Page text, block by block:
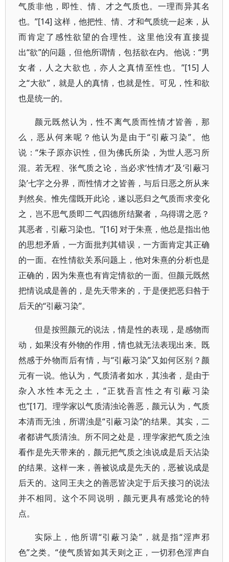
气质非他，即性、情、才之气质也。一理而异其名
也。”[14] 这样，他把性、情、才和气质统一起来，从
而肯定了感性欲望的合理性。这里他没有直接提
出“欲”的问题，但他所谓情，包括欲在内。他说：“男
女者，人之大欲也，亦人之真情至性也。”[15] 人
之“大欲”，就是人的真情，也就是性。可见，性和欲
也是统一的。
颜元既然认为，性不离气质而性情才皆善，那
么，恶从何来呢？他认为是由于“引蔽习染”。他
说：“朱子原亦识性，但为佛氏所染，为世人恶习所
混。若无程、张气质之论，当必求‘性情才’及‘引蔽习
染’七字之分界，而性情才之皆善，与后日恶之所从来
判然矣。惟先儒既开此论，遂以恶归之气质而求变化
之，岂不思气质即二气四德所结聚者，乌得谓之恶？
其恶者，引蔽习染也。”[16] 对于朱熹，他总是指出他
的思想矛盾，一方面批判其错误，一方面肯定其正确
的一面。在性情欲关系问题上，他对朱熹的分析也是
正确的，因为朱熹也有肯定情欲的一面。但颜元既然
把情说成是善的，是先天带来的，于是便把恶归咎于
后天的“引蔽习染”。
但是按照颜元的说法，情是性的表现，是感物而
动，如果没有外物的作用，情也就无法表现出来。既
然感于外物而后有情，与“引蔽习染”又如何区别？颜
元有一说。他认为，气质清者如水，其浊者，是由于
杂入水性本无之土，“正犹吾言性之有引蔽习染
也”[17]。理学家以气质清浊论善恶，颜元认为，气质
本清而无浊，所谓浊是“引蔽习染”的结果。其实，二
者都讲气质清浊。所不同之处是，理学家把气质之浊
看作是先天带来的，颜元把气质之浊说成是后天沾染
的结果。这样一来，善被说成是先天的，恶被说成是
后天的。这同王夫之的善恶皆决定于后天接习的说法
并不相同。这个不同说明，颜元更具有感觉论的特
点。
实际上，他所谓“引蔽习染”，就是指“淫声邪
色”之类。“使气质皆如其天则之正，一切邪色淫声自